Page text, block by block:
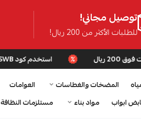
توصيل مجاني!
للطلبات الأكثر من 200 ريال!
استخدم كود SWB لخصم إضافي + شحن مجاني للطلبات فوق 200 ريال
المضخات والغطاسات العوامات
ابواب مواد بناء مستلزمات النظافة